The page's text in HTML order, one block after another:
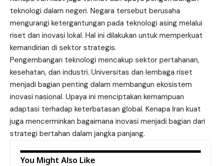
teknologi dalam negeri. Negara tersebut berusaha
mengurangi ketergantungan pada teknologi asing melalui
riset dan inovasi lokal. Hal ini dilakukan untuk memperkuat
kemandirian di sektor strategis.
Pengembangan teknologi mencakup sektor pertahanan,
kesehatan, dan industri. Universitas dan lembaga riset
menjadi bagian penting dalam membangun ekosistem
inovasi nasional. Upaya ini menciptakan kemampuan
adaptasi terhadap keterbatasan global. Kenapa Iran kuat
juga mencerminkan bagaimana inovasi menjadi bagian dari
strategi bertahan dalam jangka panjang.
You Might Also Like